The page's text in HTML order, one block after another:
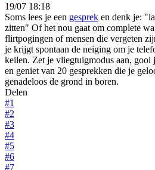
19/07 18:18
Soms lees je een gesprek en denk je:
zitten" Of het nou gaat om complete
flirtpogingen of mensen die vergeten
je krijgt spontaan de neiging om je
keilen. Zet je vliegtuigmodus aan, gooi
en geniet van 20 gesprekken die je
genadeloos de grond in boren.
Delen
#1
#2
#3
#4
#5
#6
#7